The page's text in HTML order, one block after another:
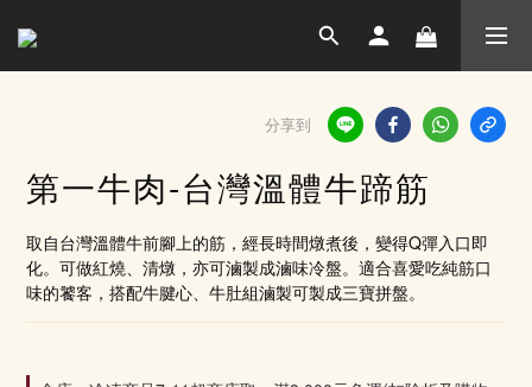
分享到
第一牛肉-台灣溫體牛蹄筋
取自台灣溫體牛前腳上的筋，經長時間燉煮後，變得Q彈入口即
化。可做紅燒、清燉，亦可滷製成滷味冷盤。適合喜愛吃純筋口
味的饕客，搭配牛腱心、牛肚組滷製可製成三寶拼盤。